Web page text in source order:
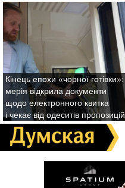
Кінець епохи «чорної готівки»:
мерія відкрила документи
щодо електронного квитка
і чекає від одеситів пропозицій